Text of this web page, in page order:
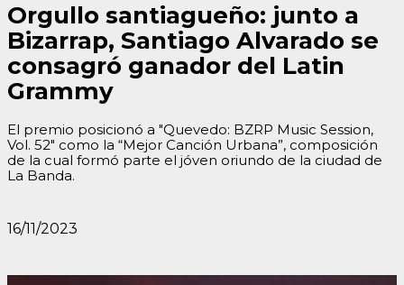
Orgullo santiagueño: junto a
Bizarrap, Santiago Alvarado se
consagró ganador del Latin
Grammy
El premio posicionó a "Quevedo: BZRP Music Session,
Vol. 52" como la “Mejor Canción Urbana”, composición
de la cual formó parte el jóven oriundo de la ciudad de
La Banda.
16/11/2023